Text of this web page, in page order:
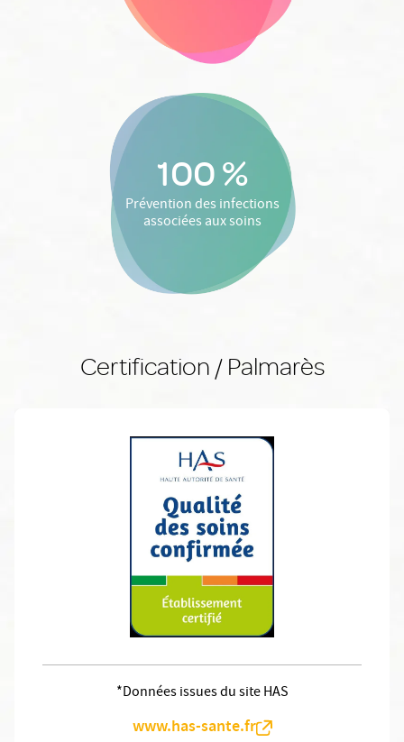
100 %
Prévention des infections
associées aux soins
Certification / Palmarès
*Données issues du site HAS
www.has-sante.fr